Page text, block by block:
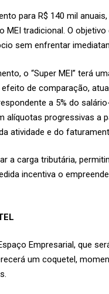
para R$ 140 mil
MEI tradicional. O
sem enfrentar
o “Super MEI” terá
de comparação,
a 5% do
alíquotas progressivas a
atividade e do
a carga tributária,
incentiva o
Empresarial, que
um coquetel,